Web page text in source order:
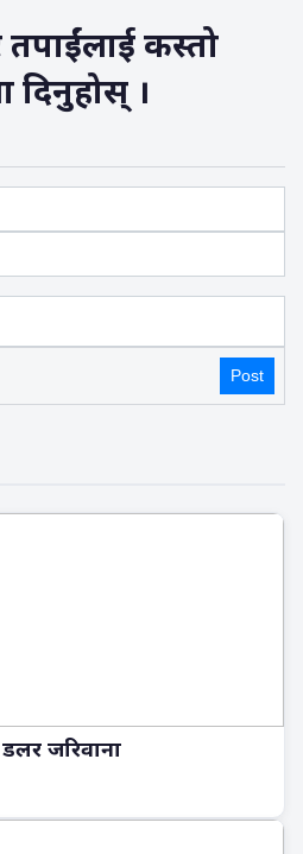
तपाईंलाई कस्तो
दिनुहोस् ।
Post
जरिवाना